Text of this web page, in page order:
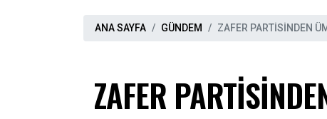
ANA SAYFA GÜNDEM ZAFER PARTİSİNDEN
ZAFER